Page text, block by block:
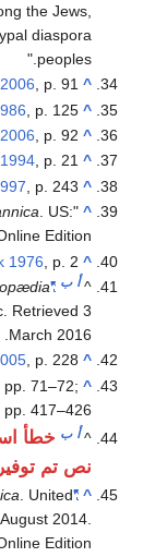
the Jews,
diaspora
peoples."
^
, p. 91
^
, p. 125
^
, p. 92
^
, p. 21
^
, p. 243
^
"The Greeks".
. US:
Edition.
^
1976 , p. 2
^أ ب "Linear A and Linear B"
. Retrieved3
March 2016
^
, p. 228.
^
, pp. 71–72;
, pp. 417–426.
^أ ب خطأ
نص تم
^
"Greek literature"
. United
2014.
Edition.